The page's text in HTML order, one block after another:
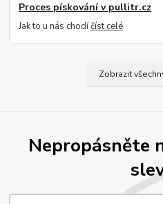
Proces pískování v pullitr.cz
Jak to u nás chodíčíst celé
Zobrazit
Nepropásněte